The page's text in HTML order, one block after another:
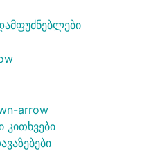
კითხვები